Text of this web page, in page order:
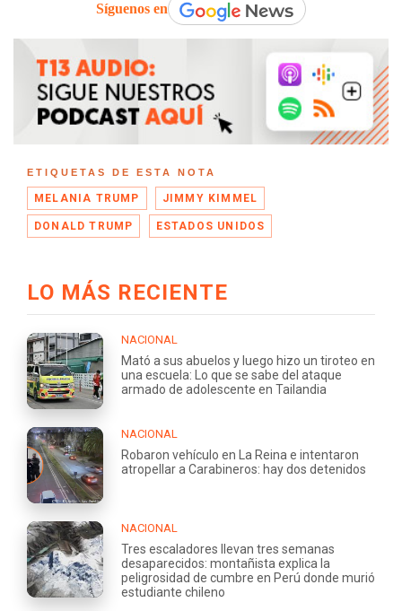
Síguenos en
ETIQUETAS DE ESTA NOTA
MELANIA TRUMP JIMMY KIMMEL
DONALD TRUMP ESTADOS UNIDOS
LO MÁS RECIENTE
NACIONAL
Mató a sus abuelos y luego hizo un tiroteo en
una escuela: Lo que se sabe del ataque
armado de adolescente en Tailandia
NACIONAL
Robaron vehículo en La Reina e intentaron
atropellar a Carabineros: hay dos detenidos
NACIONAL
Tres escaladores llevan tres semanas
desaparecidos: montañista explica la
peligrosidad de cumbre en Perú donde murió
estudiante chileno